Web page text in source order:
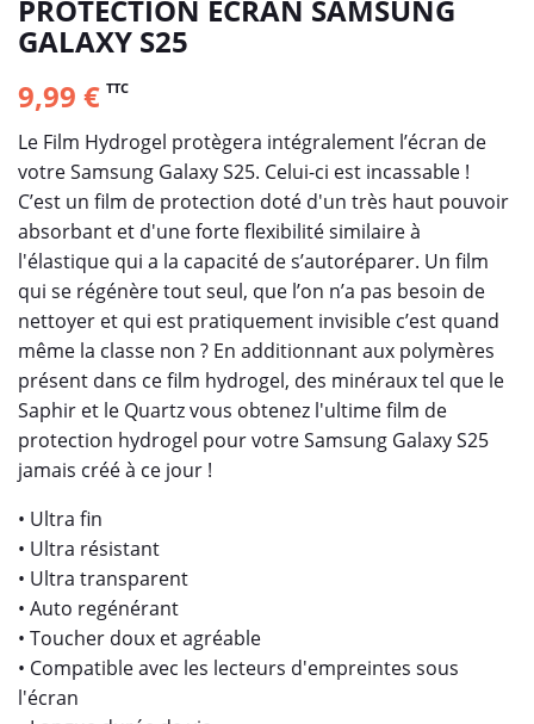
PROTECTION ÉCRAN SAMSUNG
GALAXY S25
9,99 € TTC
Le Film Hydrogel protègera intégralement l’écran de
votre Samsung Galaxy S25. Celui-ci est incassable !
C’est un film de protection doté d'un très haut pouvoir
absorbant et d'une forte flexibilité similaire à
l'élastique qui a la capacité de s’autoréparer. Un film
qui se régénère tout seul, que l’on n’a pas besoin de
nettoyer et qui est pratiquement invisible c’est quand
même la classe non ? En additionnant aux polymères
présent dans ce film hydrogel, des minéraux tel que le
Saphir et le Quartz vous obtenez l'ultime film de
protection hydrogel pour votre Samsung Galaxy S25
jamais créé à ce jour !
• Ultra fin
• Ultra résistant
• Ultra transparent
• Auto regénérant
• Toucher doux et agréable
• Compatible avec les lecteurs d'empreintes sous
l'écran